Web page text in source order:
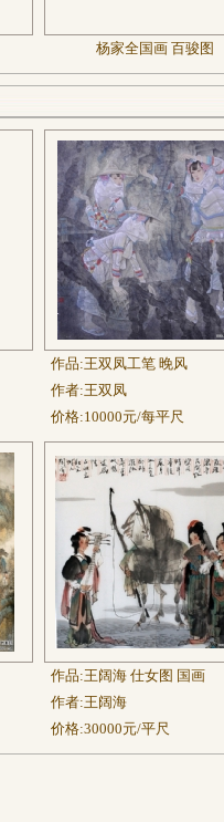
杨家全国画 百骏图
作品:王双凤工笔 晚风
作者:王双凤
价格:10000元/每平尺
作品:王阔海 仕女图 国画
作者:王阔海
价格:30000元/平尺